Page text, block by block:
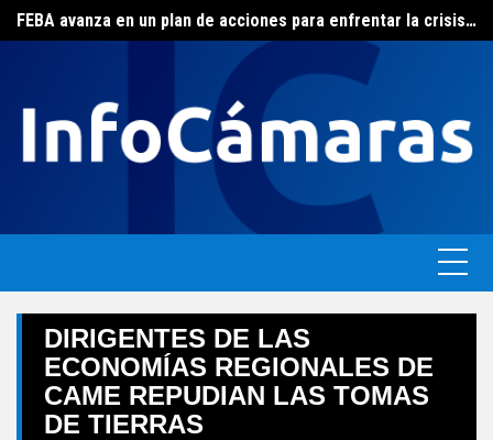
Skip
to
FEBA avanza en un plan de acciones para enfrentar la crisis de las pymes bonaerenses
El ERAS continúa con el beneficio de la tarifa social del agua
DIRIGENTES DE LAS
ECONOMÍAS REGIONALES DE
CAME REPUDIAN LAS TOMAS
DE TIERRAS